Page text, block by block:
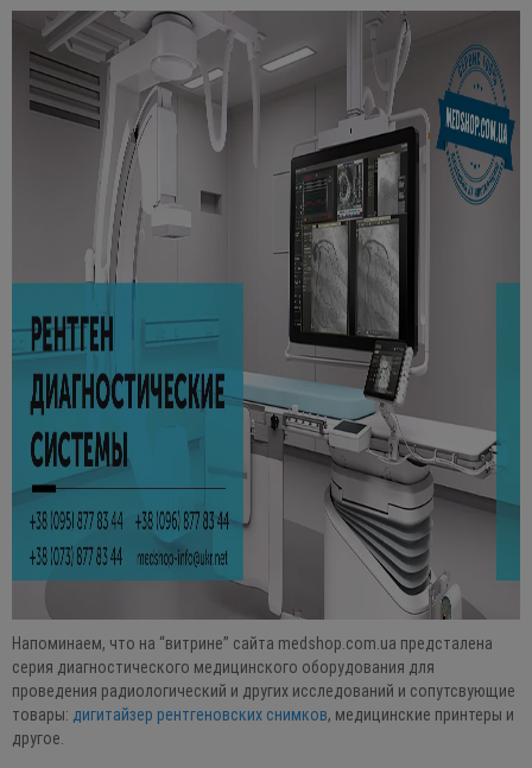
Напоминаем, что на “витрине” сайта medshop.com.ua предсталена
серия диагностического медицинского оборудования для
проведения радиологический и других исследований и сопутсвующие
товары: дигитайзер рентгеновских снимков, медицинские принтеры и
другое.